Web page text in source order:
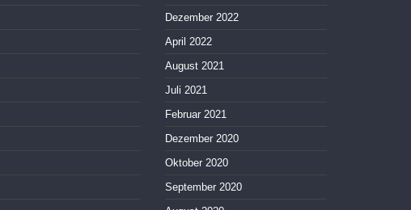
Dezember 2022
April 2022
August 2021
Juli 2021
Februar 2021
Dezember 2020
Oktober 2020
September 2020